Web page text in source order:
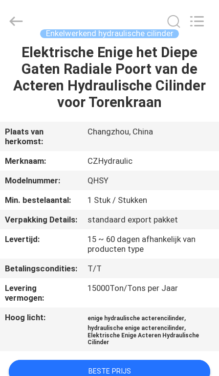
THUIS
PRODUCTEN
OVER
ONS
FABRIEKSTOCHT
KWALITEITSCONTROLE
CONTACT
MET
ONS
OP
EQUIPMENT
CO.,LTD.
Enkelwerkend hydraulische cilinder
Elektrische Enige het Diepe
Gaten Radiale Poort van de
Acteren Hydraulische Cilinder
voor Torenkraan
Plaats van
herkomst:
Changzhou, China
Merknaam:
CZHydraulic
Modelnummer:
QHSY
Min. bestelaantal:
1 Stuk / Stukken
Verpakking Details:
standaard export pakket
Levertijd:
15 ~ 60 dagen afhankelijk van
producten type
Betalingscondities:
T/T
Levering
vermogen:
15000Ton/Tons per Jaar
Hoog licht: enige hydraulische acterencilinder,
hydraulische enige acterencilinder,
Elektrische Enige Acteren Hydraulische
Cilinder
BESTE PRIJS